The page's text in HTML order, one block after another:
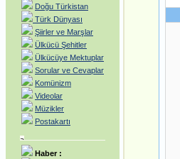
Doğu Türkistan
Türk Dünyası
Şiirler ve Marşlar
Ülkücü Şehitler
Ülkücüye Mektuplar
Sorular ve Cevaplar
Komünizm
Videolar
Müzikler
Postakartı
Haber :